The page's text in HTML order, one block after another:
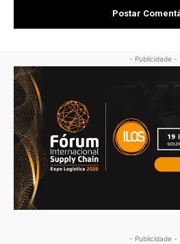
- Publicidade -
- Publicidade -